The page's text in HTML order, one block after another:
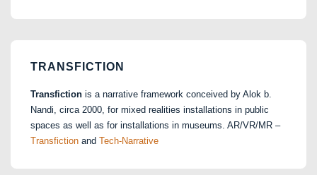
TRANSFICTION
Transfiction is a narrative framework conceived by Alok b.
Nandi, circa 2000, for mixed realities installations in public
spaces as well as for installations in museums. AR/VR/MR –
Transfiction and Tech-Narrative